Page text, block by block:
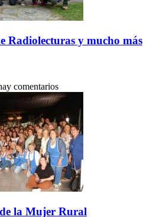
Radiolecturas y mucho más
comentarios
la Mujer Rural